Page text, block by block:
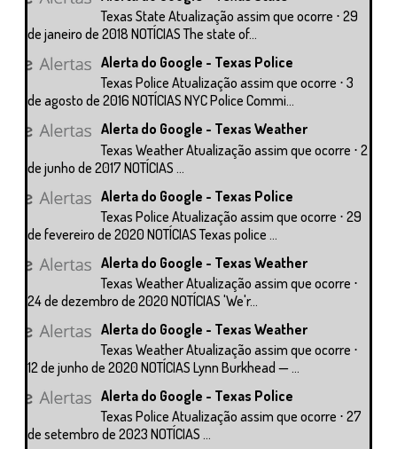
Texas State Atualização assim que ocorre ⋅ 29
de janeiro de 2018 NOTÍCIAS The state of...
Alerta do Google - Texas Police
Texas Police Atualização assim que ocorre ⋅ 3
de agosto de 2016 NOTÍCIAS NYC Police Commi...
Alerta do Google - Texas Weather
Texas Weather Atualização assim que ocorre ⋅ 2
de junho de 2017 NOTÍCIAS ...
Alerta do Google - Texas Police
Texas Police Atualização assim que ocorre ⋅ 29
de fevereiro de 2020 NOTÍCIAS Texas police ...
Alerta do Google - Texas Weather
Texas Weather Atualização assim que ocorre ⋅
24 de dezembro de 2020 NOTÍCIAS 'We'r...
Alerta do Google - Texas Weather
Texas Weather Atualização assim que ocorre ⋅
12 de junho de 2020 NOTÍCIAS Lynn Burkhead — ...
Alerta do Google - Texas Police
Texas Police Atualização assim que ocorre ⋅ 27
de setembro de 2023 NOTÍCIAS ...